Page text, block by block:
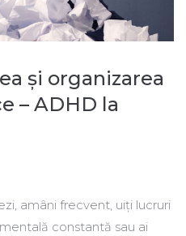
și organizarea
– ADHD la
amâni frecvent, uiți lucruri
constantă sau ai